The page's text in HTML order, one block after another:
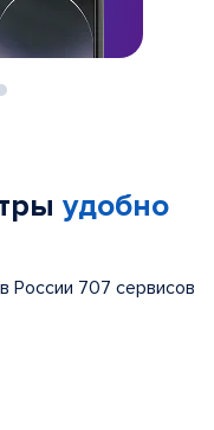
удобно
России 707 сервисов